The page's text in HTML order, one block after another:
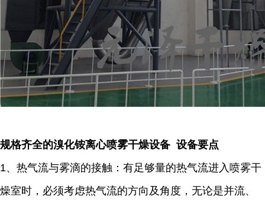
规格齐全的溴化铵离心喷雾干燥设备 设备要点
1、热气流与雾滴的接触：有足够量的热气流进入喷雾干
燥室时，必须考虑热气流的方向及角度，无论是并流、